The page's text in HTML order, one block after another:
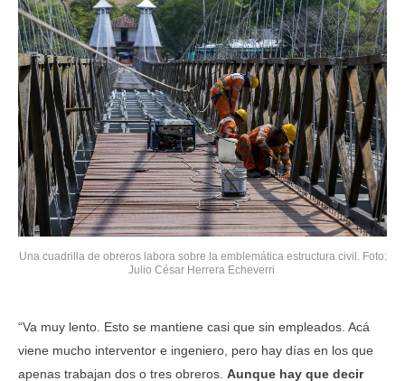
Una cuadrilla de obreros labora sobre la emblemática estructura civil. Foto:
Julio César Herrera Echeverri
“Va muy lento. Esto se mantiene casi que sin empleados. Acá
viene mucho interventor e ingeniero, pero hay días en los que
apenas trabajan dos o tres obreros. Aunque hay que decir